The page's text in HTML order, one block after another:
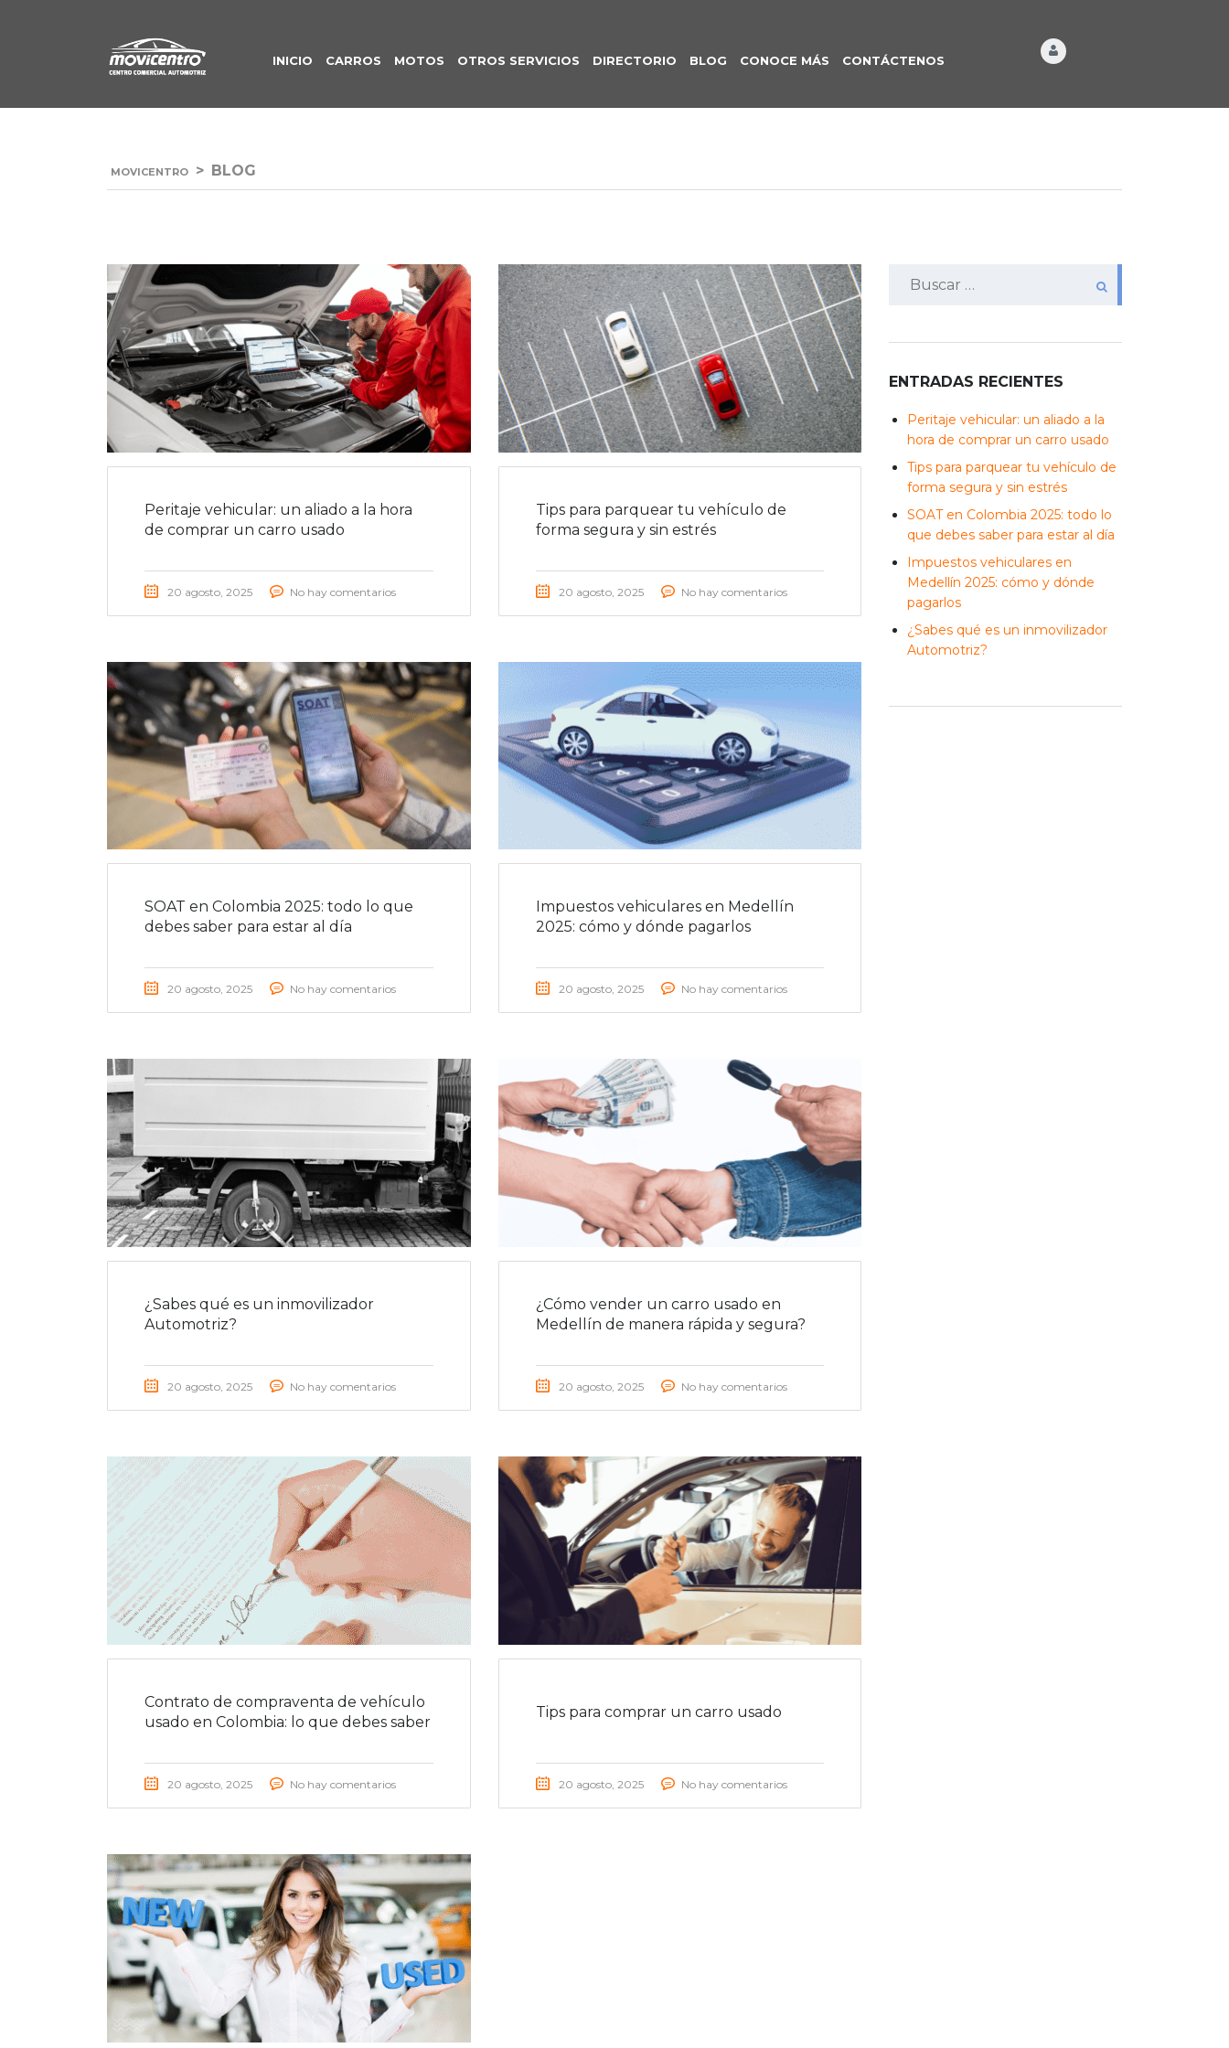
INICIO CARROS MOTOS OTROS SERVICIOS DIRECTORIO BLOG CONOCE MÁS CONTÁCTENOS
MOVICENTRO > BLOG
Peritaje vehicular: un aliado a la hora
de comprar un carro usado
20 agosto, 2025 No hay comentarios
Tips para parquear tu vehículo de
forma segura y sin estrés
20 agosto, 2025 No hay comentarios
SOAT en Colombia 2025: todo lo que
debes saber para estar al día
20 agosto, 2025 No hay comentarios
Impuestos vehiculares en Medellín
2025: cómo y dónde pagarlos
20 agosto, 2025 No hay comentarios
¿Sabes qué es un inmovilizador
Automotriz?
20 agosto, 2025 No hay comentarios
¿Cómo vender un carro usado en
Medellín de manera rápida y segura?
20 agosto, 2025 No hay comentarios
Contrato de compraventa de vehículo
usado en Colombia: lo que debes saber
20 agosto, 2025 No hay comentarios
Tips para comprar un carro usado
20 agosto, 2025 No hay comentarios
ENTRADAS RECIENTES
Peritaje vehicular: un aliado a la
hora de comprar un carro usado
Tips para parquear tu vehículo de
forma segura y sin estrés
SOAT en Colombia 2025: todo lo
que debes saber para estar al día
Impuestos vehiculares en
Medellín 2025: cómo y dónde
pagarlos
¿Sabes qué es un inmovilizador
Automotriz?